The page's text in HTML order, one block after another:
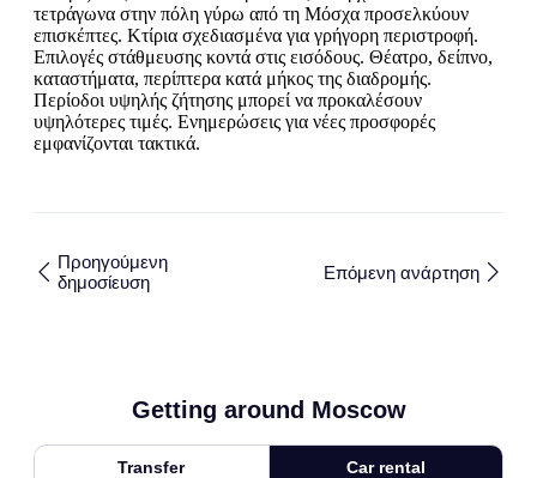
τετράγωνα στην πόλη γύρω από τη Μόσχα προσελκύουν
επισκέπτες. Κτίρια σχεδιασμένα για γρήγορη περιστροφή.
Επιλογές στάθμευσης κοντά στις εισόδους. Θέατρο, δείπνο,
καταστήματα, περίπτερα κατά μήκος της διαδρομής.
Περίοδοι υψηλής ζήτησης μπορεί να προκαλέσουν
υψηλότερες τιμές. Ενημερώσεις για νέες προσφορές
εμφανίζονται τακτικά.
Προηγούμενη
δημοσίευση
Επόμενη ανάρτηση
Getting around Moscow
Transfer Car rental